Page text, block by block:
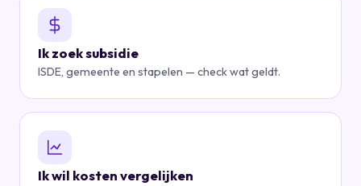
Ik zoek subsidie
ISDE, gemeente en stapelen — check wat geldt.
Ik wil kosten vergelijken